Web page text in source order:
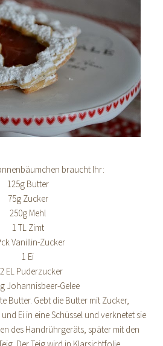
braucht Ihr:
125g Butter
75g Zucker
250g Mehl
1 TL Zimt
Vanillin-Zucker
1 Ei
EL Puderzucker
Johannisbeer-Gelee
Butter. Gebt die Butter mit Zucker,
Ei in eine Schüssel und verknetet sie
des Handrührgeräts, später mit den